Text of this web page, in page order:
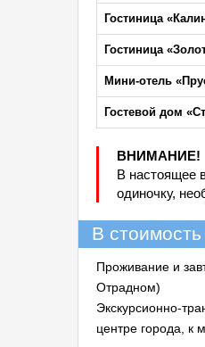
Гостиница
Гостиница
Мини-отель
Гостевой дом
ВНИМАНИЕ!
В настоящее
одиночку,
В
Проживание и
Отрадном)
Экскурсионно-
центре города, к